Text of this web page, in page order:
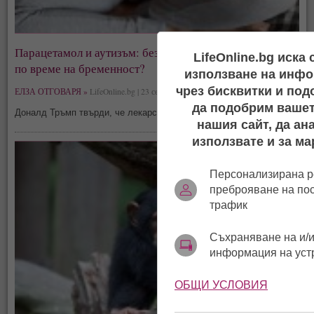
Парацетамол и аутизъм: безопасно ли е да се приема
по време на бременност?
ЕЛЗА ОТГОВАРЯ » LifeOnline.bg | 23 септември, 12:41
Доналд Тръмп твърди, че лекарството причинява аутизъм.
LifeOnline.bg иска
използване на
чрез бисквитки и
да подобрим
нашия сайт, да
използвате и за
Персонализирана
преброяване на
трафик
Съхраняване на и/
информация на
ОБЩИ УСЛОВИЯ